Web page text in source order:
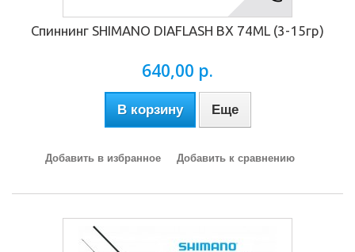
Спиннинг SHIMANO DIAFLASH BX 74ML (3-15гр)
640,00 р.
В корзину Еще
Добавить в избранное Добавить к сравнению